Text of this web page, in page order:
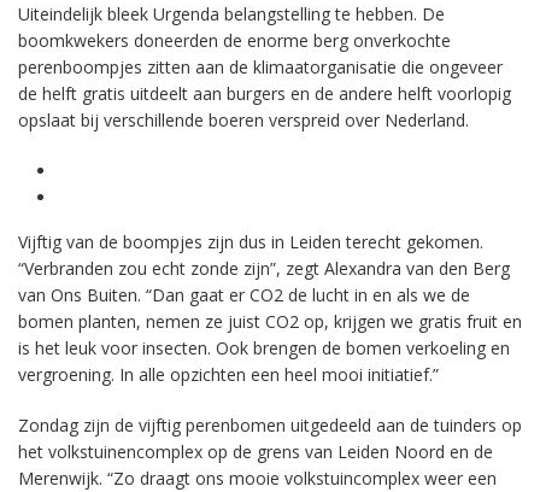
Uiteindelijk bleek Urgenda belangstelling te hebben. De
boomkwekers doneerden de enorme berg onverkochte
perenboompjes zitten aan de klimaatorganisatie die ongeveer
de helft gratis uitdeelt aan burgers en de andere helft voorlopig
opslaat bij verschillende boeren verspreid over Nederland.
Vijftig van de boompjes zijn dus in Leiden terecht gekomen.
“Verbranden zou echt zonde zijn”, zegt Alexandra van den Berg
van Ons Buiten. “Dan gaat er CO2 de lucht in en als we de
bomen planten, nemen ze juist CO2 op, krijgen we gratis fruit en
is het leuk voor insecten. Ook brengen de bomen verkoeling en
vergroening. In alle opzichten een heel mooi initiatief.”
Zondag zijn de vijftig perenbomen uitgedeeld aan de tuinders op
het volkstuinencomplex op de grens van Leiden Noord en de
Merenwijk. “Zo draagt ons mooie volkstuincomplex weer een